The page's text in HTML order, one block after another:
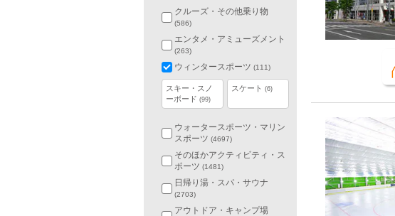
クルーズ・その他乗り物
(586)
エンタメ・アミューズメント
(263)
ウィンタースポーツ (111)
スキー・スノ
ーボード (99)
スケート (6)
ウォータースポーツ・マリン
スポーツ (4697)
そのほかアクティビティ・ス
ポーツ (1481)
日帰り湯・スパ・サウナ
(2703)
アウトドア・キャンプ場